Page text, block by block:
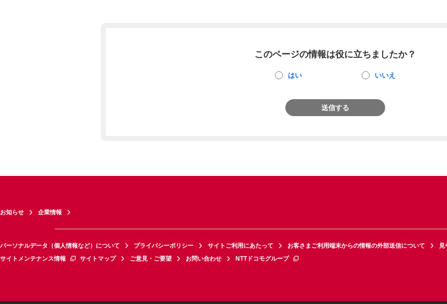
このページの情報は役に立ちましたか？
はい いいえ
送信する
お知らせ 企業情報
パーソナルデータ（個人情報など）について プライバシーポリシー サイトご利用にあたって お客さまご利用端末からの情報の外部送信について
見
サイトメンテナンス情報
サイトマップ ご意見・ご要望 お問い合わせ NTTドコモグループ